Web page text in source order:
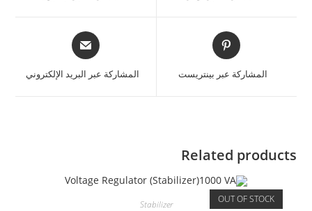
المشاركة عبر بينتريست المشاركة عبر البريد الإلكتروني
Related products
OUT OF STOCK
Stabilizer